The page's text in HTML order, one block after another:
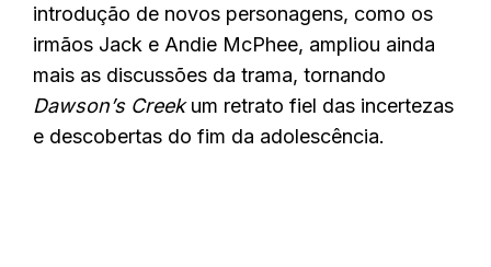
introdução de novos personagens, como os
irmãos Jack e Andie McPhee, ampliou ainda
mais as discussões da trama, tornando
Dawson’s Creekum retrato fiel das incertezas
e descobertas do fim da adolescência.